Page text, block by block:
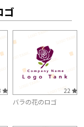
ゴ
22
バラの花のロゴ